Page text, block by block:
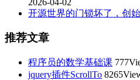
开源世界的门锁坏了，创
推荐文章
程序员的数学基础课
jquery插件ScrollTo